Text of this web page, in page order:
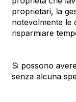
proprietari, la
notevolmente le
risparmiare
Si possono
senza alcuna